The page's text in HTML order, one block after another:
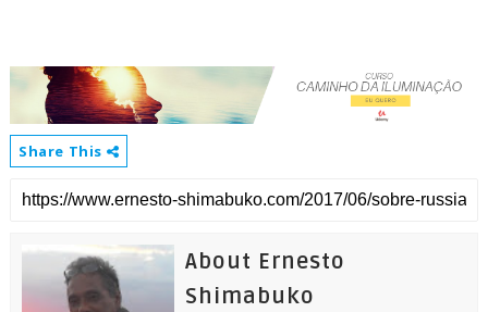
Share This
About Ernesto
Shimabuko